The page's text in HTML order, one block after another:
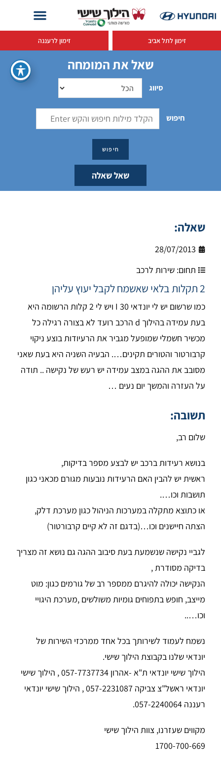
זימון לתל אביב זימון לרעננה
שאל את המומחה
סיווג
חיפוש
שאל שאלה
שאלה:
28/07/2013
תחום: שירות לרכב
2 תקלות בלאי שאשמח לקבל יעוץ עליהן
כמו שרשום יש לי יונדאי I 30 ויש לי 2 קלות הרשומה היא
בעת עמידה בהילוך d הרכב רועד לא בצורה רגילה כל
מכשיר חשמלי שמופעל מגביר את הרעיודות בוצע ניקוי
קרבורטור והטורים תקינים…. הבעיה השניה היא בעת שאני
מסובב את ההגה במצב עמידה יש רעש של נקישה .. תודה
על העזרה והמשך יום נעים …
תשובה:
שלום רב,
בנושא רעידות ברכב יש לבצע מספר בדיקות,
ראשית יש להבין האם הרעידות נובעות מגורם מכאני כגון
תושבות וכו….
או כתוצא מתקלה במערכות הניהול כגון מערכת דלק,
הצתה חיישנים וכו…(בדגם זה לא קיים קרבורטור)
לגביי נקישה שנשמעת בעת סיבוב ההגה גם נושא זה מצריך
בדיקה מסודרת ,
הנקישה יכולה להיגרם ממספר רב של גורמים כגון: מוט
מייצב, חופש בתפוחים גומיות משולשים ,מערכת היגויי
וכו…..
נשמח לעמוד לשירותך בכל אחד ממרכזי השירות של
יונדאי שלנו בקבוצת הילוך שישי.
הילוך שישי יונדאי ת"א -אהרון 057-7737734 , הילוך שישי
יונדאי ראשל"צ צביקה 057-2231087 , הילוך שישי יונדאי
רעננה 057-2240064.
מקווים שעזרנו, צוות הילוך שישי
1700-700-669